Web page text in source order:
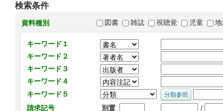
検索条件
資料種別 図書 雑誌 視聴覚 児童
キーワード１
キーワード２
キーワード３
キーワード４
キーワード５
請求記号
別置 /